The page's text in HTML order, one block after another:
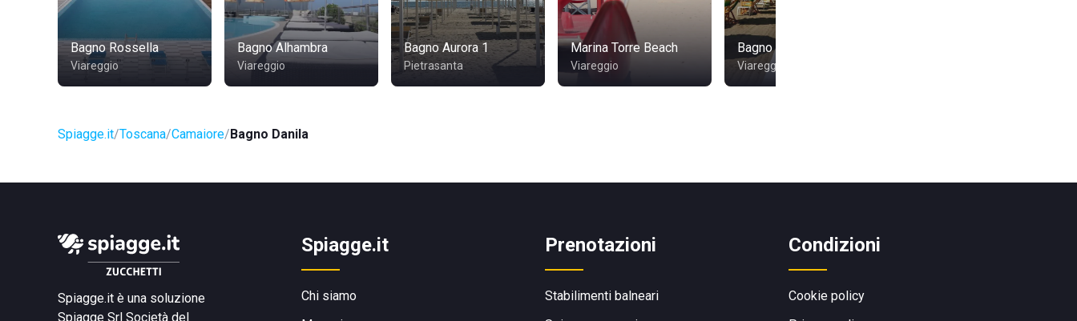
Bagno Rossella
Viareggio
Bagno Alhambra
Viareggio
Bagno Aurora 1
Pietrasanta
Marina Torre Beach
Viareggio
Bagno Artiglio
Viareggio
Spiagge.it Toscana Camaiore Bagno Danila
Spiagge.it è una soluzione
Spiagge Srl Società del
Spiagge.it
Chi siamo
Prenotazioni
Stabilimenti balneari
Condizioni
Cookie policy